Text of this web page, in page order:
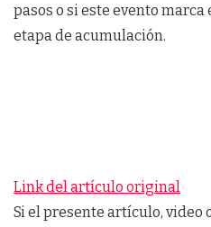
pasos o si este evento
etapa de acumulación.
Link del artículo original
Si el presente artículo,